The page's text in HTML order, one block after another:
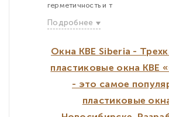
герметичность и т
Подробнее
Окна KBE Siberia -
пластиковые окна KBE
- это самое
пластиковые